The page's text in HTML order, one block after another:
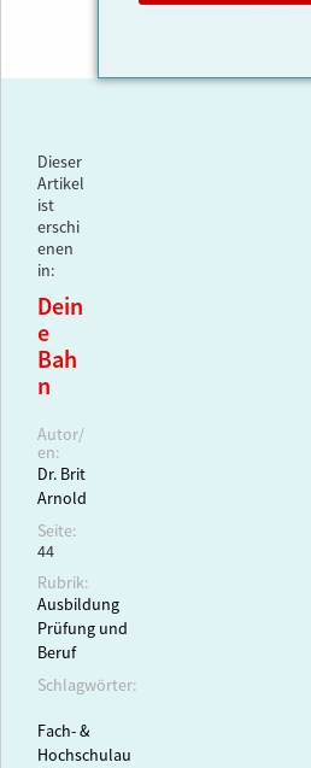
Dieser
Artikel
ist
erschi
enen
in:
Dein
e
Bah
n
Autor/
en:
Dr. Brit
Arnold
Seite:
44
Rubrik:
Ausbildung
Prüfung und
Beruf
Schlagwörter:
Fach- &
Hochschulau